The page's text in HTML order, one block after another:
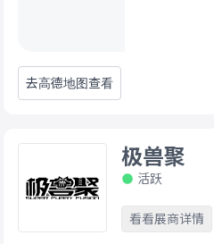
去高德地图查看
极兽聚
活跃
看看展商详情